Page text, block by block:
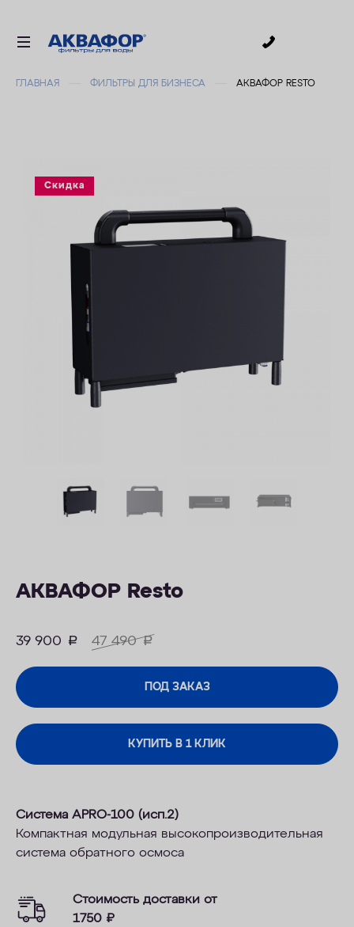
В КОТТЕДЖ
ДЛЯ БИЗНЕСА
ГЛАВНАЯ ФИЛЬТРЫ ДЛЯ БИЗНЕСА АКВАФОР RESTO
Скидка
АКВАФОР Resto
39 900 руб. 47 490руб.
ПОД ЗАКАЗ
КУПИТЬ В 1 КЛИК
Система APRO-100 (исп.2)
Компактная модульная высокопроизводительная
система обратного осмоса
Стоимость доставки от
1750 ₽